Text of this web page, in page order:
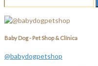
Baby Dog - Pet Shop & Clínica
@babydogpetshop